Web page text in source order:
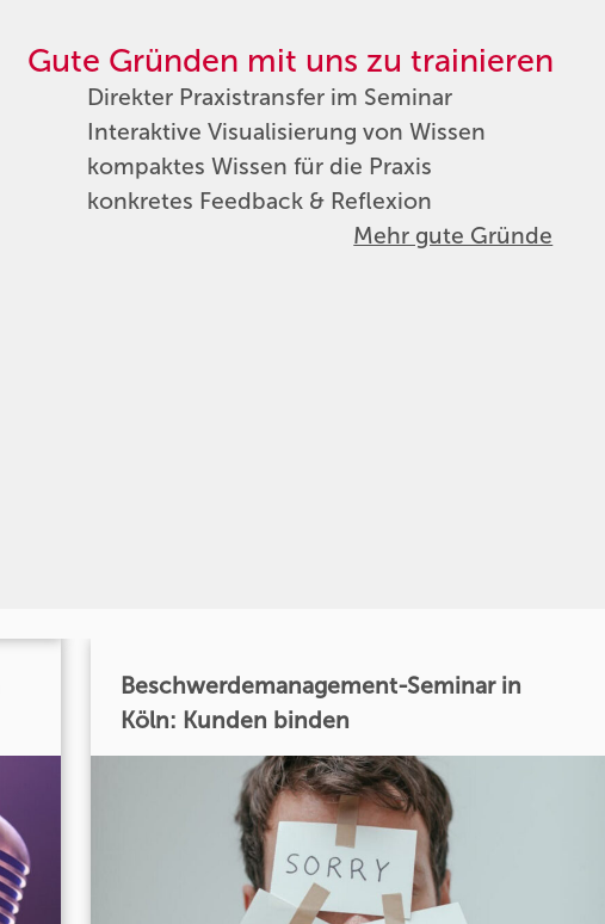
Gute Gründen mit uns zu trainieren
Direkter Praxistransfer im Seminar
Interaktive Visualisierung von Wissen
kompaktes Wissen für die Praxis
konkretes Feedback & Reflexion
Mehr gute Gründe
Beschwerdemanagement-Seminar in
Köln: Kunden binden